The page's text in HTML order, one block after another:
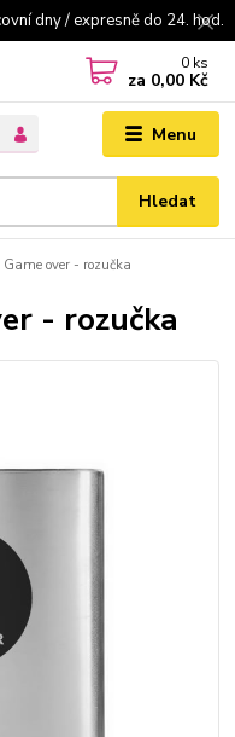
dny / expresně do 24. hod.
Menu
Hledat
0 ks
za 0,00 Kč
over - rozučka
- rozučka